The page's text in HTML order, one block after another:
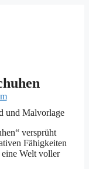
versprüht
Fähigkeiten
Welt voller